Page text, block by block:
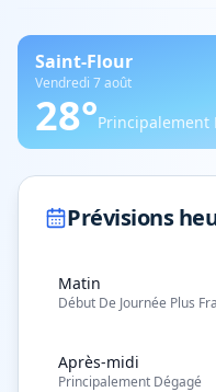
Saint-Flour
Vendredi 7 août
28°Principalement
Prévisions
Matin
Début De Journée Plus
Après-midi
Principalement Dégagé